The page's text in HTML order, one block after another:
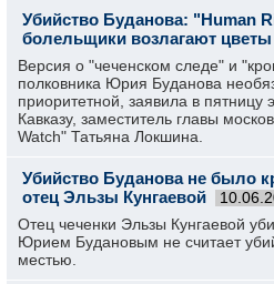
Убийство Буданова: "Human
болельщики возлагают цветы
Версия о "чеченском следе" и
полковника Юрия Буданова
приоритетной, заявила в пятницу
Кавказу, заместитель главы
Watch" Татьяна Локшина.
Убийство Буданова не было
отец Эльзы Кунгаевой
Отец чеченки Эльзы Кунгаевой
Юрием Будановым не считает
местью.